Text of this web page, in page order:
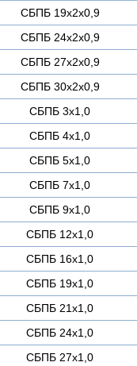
СБПБ 19х2х0,9
СБПБ 24х2х0,9
СБПБ 27х2х0,9
СБПБ 30х2х0,9
СБПБ 3х1,0
СБПБ 4х1,0
СБПБ 5х1,0
СБПБ 7х1,0
СБПБ 9х1,0
СБПБ 12х1,0
СБПБ 16х1,0
СБПБ 19х1,0
СБПБ 21х1,0
СБПБ 24х1,0
СБПБ 27х1,0